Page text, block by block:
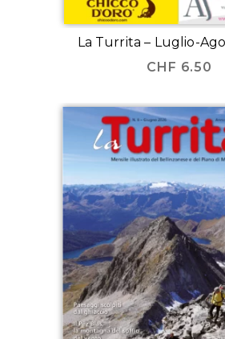
La Turrita – Luglio-
CHF 6.50